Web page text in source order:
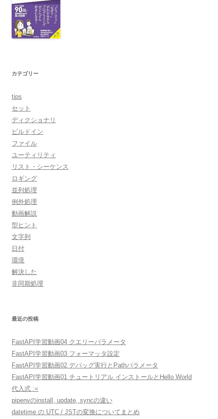
カテゴリー
tips
セット
ディクショナリ
ビルドイン
ファイル
ユーティリティ
リスト・シーケンス
ロギング
並列処理
例外処理
動画解説
型ヒント
文字列
日付
環境
解決した
非同期処理
最近の投稿
FastAPI学習動画04 クエリーパラメータ
FastAPI学習動画03 フォーマッタ設定
FastAPI学習動画02 デバッグ実行とPathパラメータ
FastAPI学習動画01 チュートリアル インストールとHello World
代入式 :=
pipenvのinstall, update, syncの違い
datetime の UTC / JSTの変換についてまとめ